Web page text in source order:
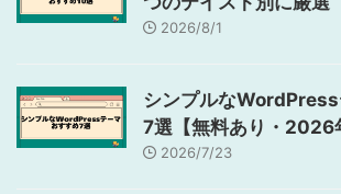
2026/8/1
シンプルな
7選【無料あり・2026
2026/7/23